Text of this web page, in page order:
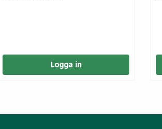
Logga in